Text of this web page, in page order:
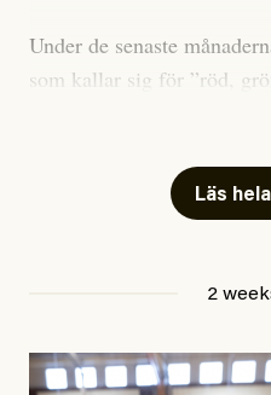
Under de senaste
som kallar sig för ”röd,
skriver för? Vad betyder
oberoende” tidning? Och
utpekas som israelisk
Läs
2